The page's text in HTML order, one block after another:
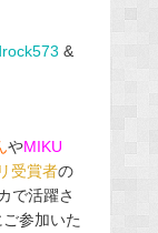
&
やMIKU
受賞者の
で活躍さ
ご参加いた